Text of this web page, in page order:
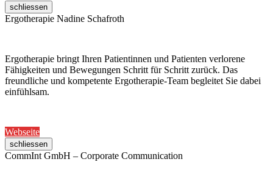
schliessen
Ergotherapie Nadine Schafroth
Ergotherapie bringt Ihren Patientinnen und Patienten verlorene
Fähigkeiten und Bewegungen Schritt für Schritt zurück. Das
freundliche und kompetente Ergotherapie-Team begleitet Sie dabei
einfühlsam.
Webseite
schliessen
CommInt GmbH – Corporate Communication